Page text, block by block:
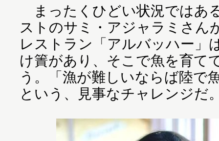
まったくひどい状況ではあ
ストのサミ・アジャラミさん
レストラン「アルバッハー」
け簀があり、そこで魚を育て
う。「漁が難しいならば陸で
という、見事なチャレンジだ